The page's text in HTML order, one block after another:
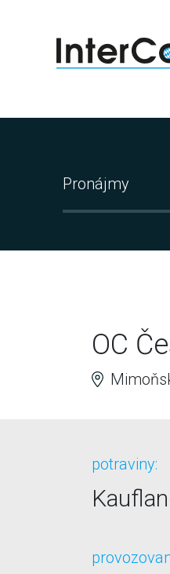
Pronájmy
OC
potraviny: